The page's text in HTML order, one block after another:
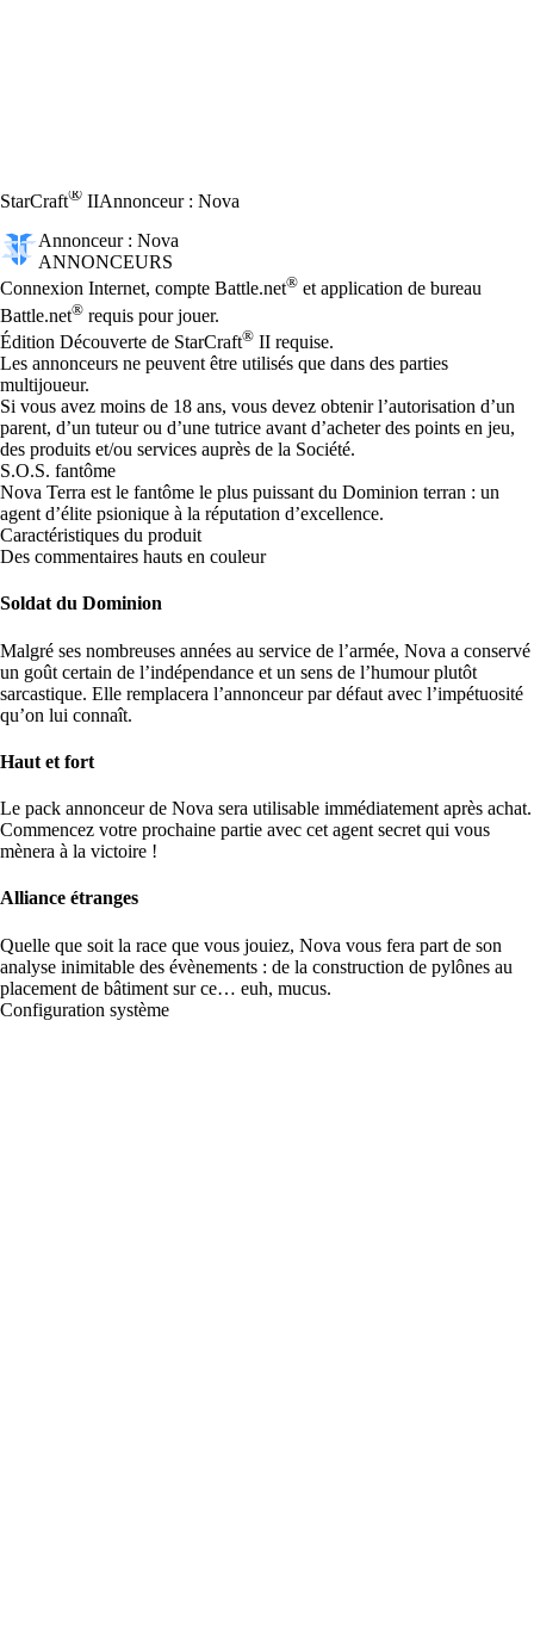
StarCraft® IIAnnonceur : Nova
Annonceur : Nova
ANNONCEURS
Prix
Available actions
Connexion Internet, compte Battle.net® et application de bureau
Battle.net® requis pour jouer.
Édition Découverte de StarCraft® II requise.
Les annonceurs ne peuvent être utilisés que dans des parties
multijoueur.
Si vous avez moins de 18 ans, vous devez obtenir l’autorisation d’un
parent, d’un tuteur ou d’une tutrice avant d’acheter des points en jeu,
des produits et/ou services auprès de la Société.
S.O.S. fantôme
Nova Terra est le fantôme le plus puissant du Dominion terran : un
agent d’élite psionique à la réputation d’excellence.
Caractéristiques du produit
Des commentaires hauts en couleur
Soldat du Dominion
Malgré ses nombreuses années au service de l’armée, Nova a conservé
un goût certain de l’indépendance et un sens de l’humour plutôt
sarcastique. Elle remplacera l’annonceur par défaut avec l’impétuosité
qu’on lui connaît.
Haut et fort
Le pack annonceur de Nova sera utilisable immédiatement après achat.
Commencez votre prochaine partie avec cet agent secret qui vous
mènera à la victoire !
Alliance étranges
Quelle que soit la race que vous jouiez, Nova vous fera part de son
analyse inimitable des évènements : de la construction de pylônes au
placement de bâtiment sur ce… euh, mucus.
Configuration système